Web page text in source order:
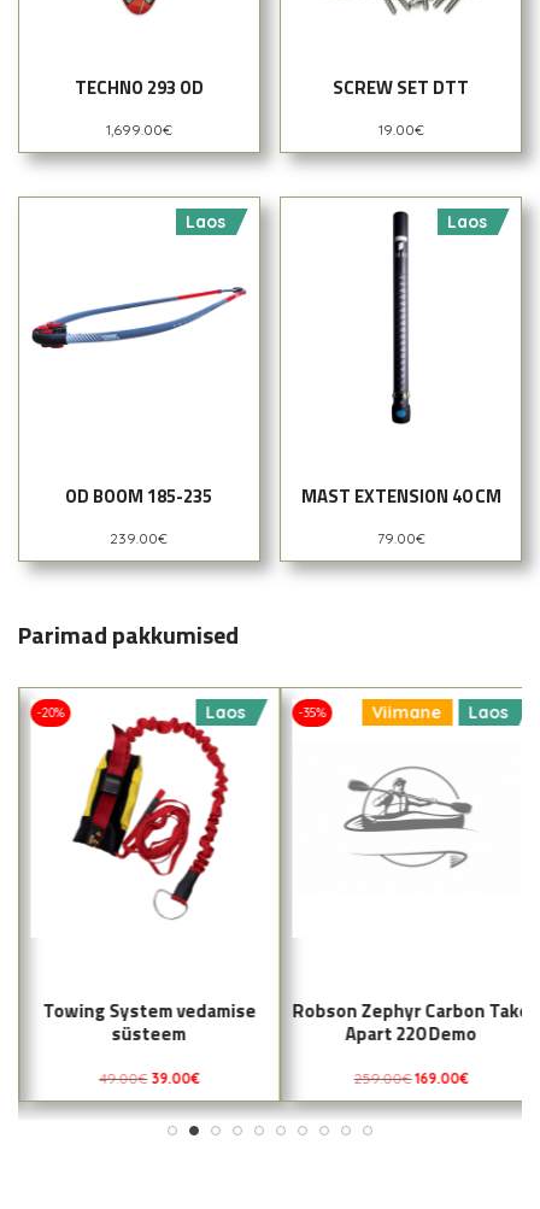
TECHNO 293 OD
1,699.00€
SCREW SET DTT
19.00€
Laos
OD BOOM 185-235
239.00€
Laos
MAST EXTENSION 40 CM
79.00€
Parimad pakkumised
-20% Laos
Towing System vedamise
süsteem
49.00€ 39.00€
-35% Viimane Laos
Robson Zephyr Carbon Take
Apart 220 Demo
259.00€ 169.00€